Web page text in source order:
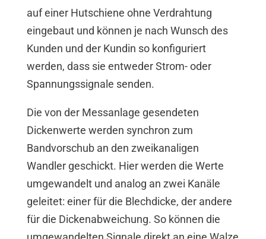
auf einer Hutschiene ohne Verdrahtung
eingebaut und können je nach Wunsch des
Kunden und der Kundin so konfiguriert
werden, dass sie entweder Strom- oder
Spannungssignale senden.
Die von der Messanlage gesendeten
Dickenwerte werden synchron zum
Bandvorschub an den zweikanaligen
Wandler geschickt. Hier werden die Werte
umgewandelt und analog an zwei Kanäle
geleitet: einer für die Blechdicke, der andere
für die Dickenabweichung. So können die